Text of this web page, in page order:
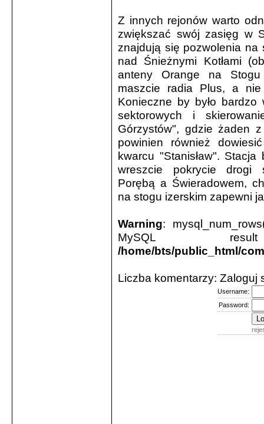
Z innych rejonów warto
zwiększać swój zasięg w
znajdują się pozwolenia na
nad Śnieżnymi Kotłami
anteny Orange na
maszcie radia Plus, a
Konieczne by było
sektorowych i
Górzystów", gdzie żaden
powinien również
kwarcu "Stanisław".
wreszcie pokrycie drogi
Porębą a Świeradowem,
na stogu izerskim zapewni
Warning:
MySQL
/home/bts/public_html/
Liczba komentarzy: Zaloguj
Username:
Password: